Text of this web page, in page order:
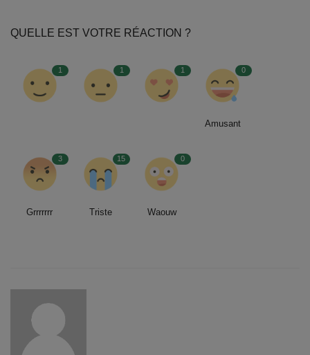
QUELLE EST VOTRE RÉACTION ?
1 1 1 0
Amusant
3
Grrrrrrr
15
Triste
0
Waouw